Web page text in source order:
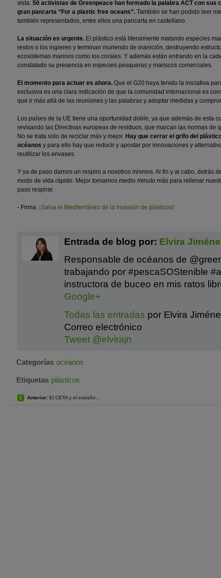
vista: 50 activistas de Greenpeace han formado la palabra ACT con sus
gran pancarta “For a plastic free oceans”. También se han podido leer
también representados, entre ellos una pancarta en castellano.
La situación es urgente. El plástico está literalmente matando especies
restos o los ingieren y terminan muriendo de inanición, destruyendo
ecosistemas marinos como los corales. Y además están entrando en la
constatado su presencia en especies pesqueras y mariscos comerciales.
El momento para actuar es ahora. Que el G20 haya tenido la iniciativa
exclusiva es una clara indicación de que la comunidad internacional es
que ir más allá de las reuniones y las palabras y adoptar medidas y
Los países de la UE tiene una oportunidad doble, ya que además de esta
revisando las Directivas europeas de residuos, que marcan las normas de
No se trata solo de reciclar más y mejor. Hay que cerrar el grifo del
océanos y para ello hay que reducir y apostar por innovaciones y
reutilizar los envases.
Y ya de paso darnos un respiro a nosotros mismos. Al fin y al cabo, detrás
modo de vida rápido. Mejor tomarnos medio minuto más para rellenar
paso respirar.
- Firma: ¡Salva el Mediterráneo de la invasión de plásticos!
Entrada de blog por: Elvira
Responsable de océanos de
trabajando por #pescaSOStenible
instructora de buceo en mis ratos
Google+
Todas las entradas por Elvira
Correo electrónico
Tweet @elvirajn
Categorías océanos
Etiquetas plásticos
Anterior: El CETA y el extraño..